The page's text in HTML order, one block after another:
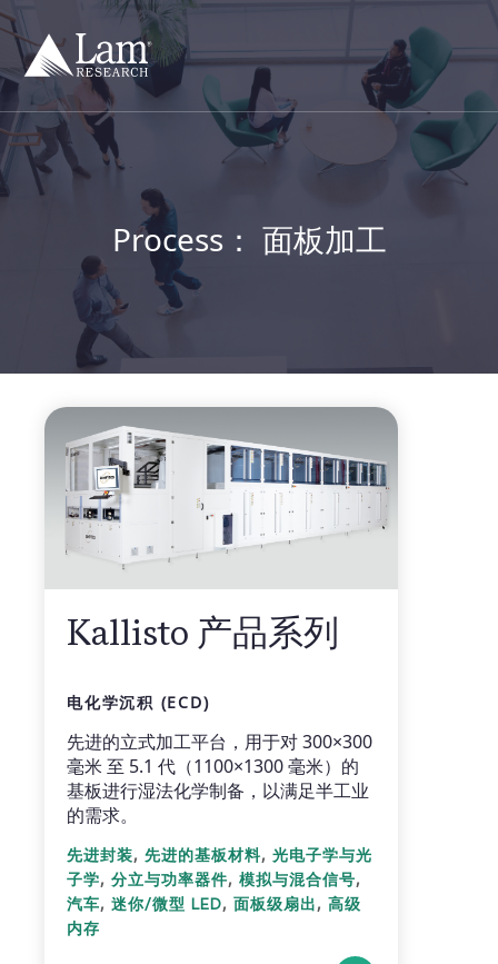
跳
到
内
Process： 面板加工
Kallisto 产品系列
电化学沉积 (ECD)
先进的立式加工平台，用于对 300×300
毫米 至 5.1 代（1100×1300 毫米）的
基板进行湿法化学制备，以满足半工业
的需求。
先进封装, 先进的基板材料, 光电子学与光
子学, 分立与功率器件, 模拟与混合信号,
汽车, 迷你/微型 LED, 面板级扇出, 高级
内存